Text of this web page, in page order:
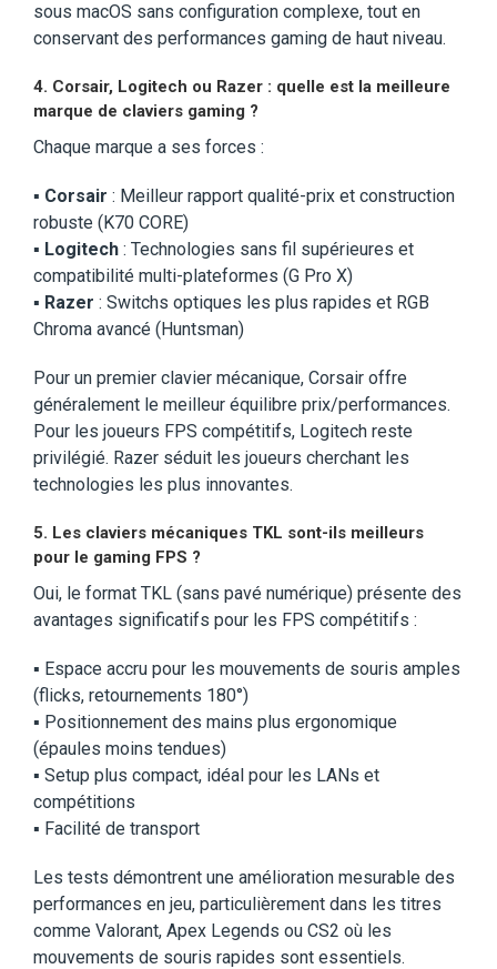
sous macOS sans configuration complexe, tout en
conservant des performances gaming de haut niveau.
4. Corsair, Logitech ou Razer : quelle est la meilleure
marque de claviers gaming ?
Chaque marque a ses forces :
▪️ Corsair : Meilleur rapport qualité-prix et construction
robuste (K70 CORE)
▪️ Logitech : Technologies sans fil supérieures et
compatibilité multi-plateformes (G Pro X)
▪️ Razer : Switchs optiques les plus rapides et RGB
Chroma avancé (Huntsman)
Pour un premier clavier mécanique, Corsair offre
généralement le meilleur équilibre prix/performances.
Pour les joueurs FPS compétitifs, Logitech reste
privilégié. Razer séduit les joueurs cherchant les
technologies les plus innovantes.
5. Les claviers mécaniques TKL sont-ils meilleurs
pour le gaming FPS ?
Oui, le format TKL (sans pavé numérique) présente des
avantages significatifs pour les FPS compétitifs :
▪️ Espace accru pour les mouvements de souris amples
(flicks, retournements 180°)
▪️ Positionnement des mains plus ergonomique
(épaules moins tendues)
▪️ Setup plus compact, idéal pour les LANs et
compétitions
▪️ Facilité de transport
Les tests démontrent une amélioration mesurable des
performances en jeu, particulièrement dans les titres
comme Valorant, Apex Legends ou CS2 où les
mouvements de souris rapides sont essentiels.